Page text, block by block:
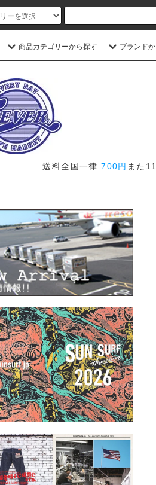
商品カテゴリーから探す ブランド
送料全国一律700円 また